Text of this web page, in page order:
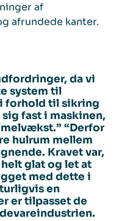
af
afrundede kanter.
da vi
system til
forhold til sikring
fast i maskinen,
“Derfor
hulrum mellem
Kravet var,
glat og let at
med dette i
en
er tilpasset de